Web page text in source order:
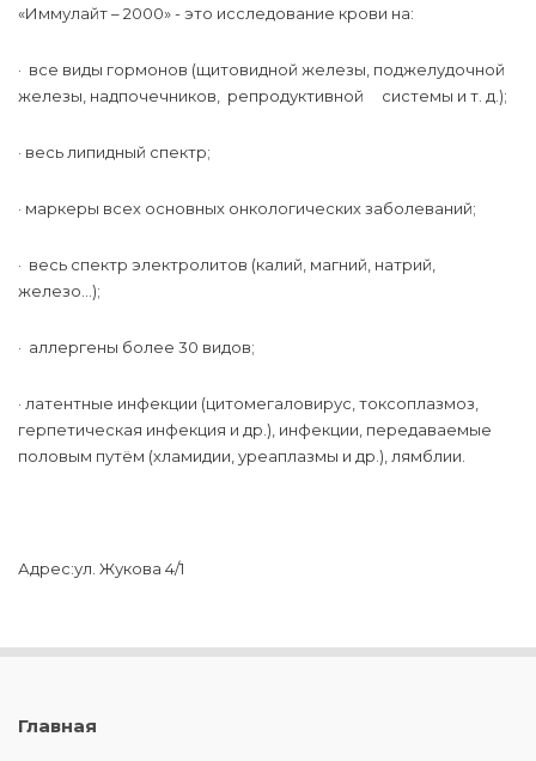
«Иммулайт – 2000» - это исследование крови на:
· все виды гормонов (щитовидной железы, поджелудочной
железы, надпочечников, репродуктивной системы и т. д.);
· весь липидный спектр;
· маркеры всех основных онкологических заболеваний;
· весь спектр электролитов (калий, магний, натрий,
железо…);
· аллергены более 30 видов;
· латентные инфекции (цитомегаловирус, токсоплазмоз,
герпетическая инфекция и др.), инфекции, передаваемые
половым путём (хламидии, уреаплазмы и др.), лямблии.
Адрес:ул. Жукова 4/1
Главная